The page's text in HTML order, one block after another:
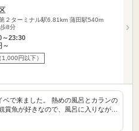
２ターミナル駅6.81km 蒲田駅540m
8分
～23:30
～
円以下）
ベで来ました。 熱めの風呂とカランの
賞魚が好きなので、風呂に入りなが…